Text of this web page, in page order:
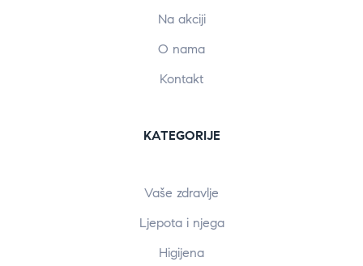
Na akciji
O nama
Kontakt
KATEGORIJE
Vaše zdravlje
Ljepota i njega
Higijena